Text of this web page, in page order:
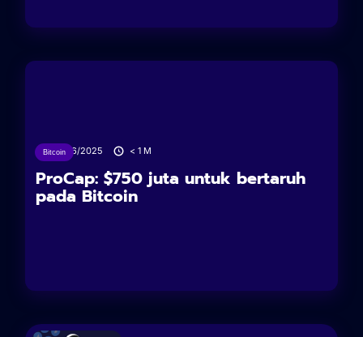
Bitcoin
24/06/2025 < 1 M
ProCap: $750 juta untuk bertaruh
pada Bitcoin